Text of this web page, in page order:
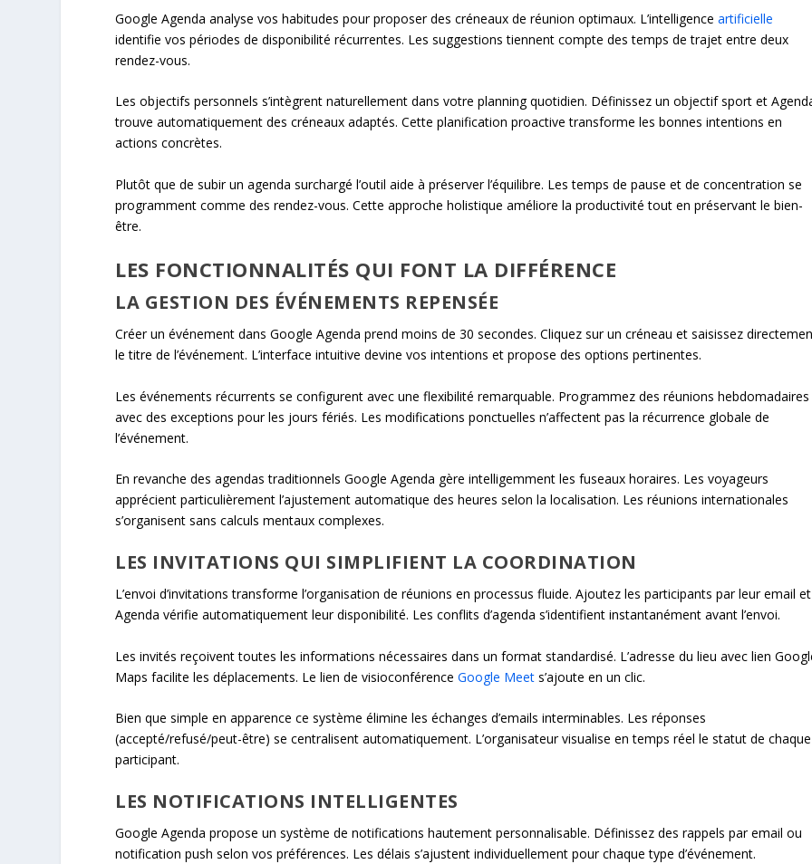
Google Agenda analyse vos habitudes pour proposer des créneaux de réunion optimaux. L’intelligenceartificielle
identifie vos périodes de disponibilité récurrentes. Les suggestions tiennent compte des temps de trajet entre deux
rendez-vous.
Les objectifs personnels s’intègrent naturellement dans votre planning quotidien. Définissez un objectif sport et
trouve automatiquement des créneaux adaptés. Cette planification proactive transforme les bonnes intentions en
actions concrètes.
Plutôt que de subir un agenda surchargé l’outil aide à préserver l’équilibre. Les temps de pause et de concentration se
programment comme des rendez-vous. Cette approche holistique améliore la productivité tout en préservant le bien-
être.
LES FONCTIONNALITÉS QUI FONT LA DIFFÉRENCE
LA GESTION DES ÉVÉNEMENTS REPENSÉE
Créer un événement dans Google Agenda prend moins de 30 secondes. Cliquez sur un créneau et saisissez
le titre de l’événement. L’interface intuitive devine vos intentions et propose des options pertinentes.
Les événements récurrents se configurent avec une flexibilité remarquable. Programmez des réunions hebdomadaires
avec des exceptions pour les jours fériés. Les modifications ponctuelles n’affectent pas la récurrence globale de
l’événement.
En revanche des agendas traditionnels Google Agenda gère intelligemment les fuseaux horaires. Les voyageurs
apprécient particulièrement l’ajustement automatique des heures selon la localisation. Les réunions internationales
s’organisent sans calculs mentaux complexes.
LES INVITATIONS QUI SIMPLIFIENT LA COORDINATION
L’envoi d’invitations transforme l’organisation de réunions en processus fluide. Ajoutez les participants par leur email et
Agenda vérifie automatiquement leur disponibilité. Les conflits d’agenda s’identifient instantanément avant l’envoi.
Les invités reçoivent toutes les informations nécessaires dans un format standardisé. L’adresse du lieu avec lien
Maps facilite les déplacements. Le lien de visioconférenceGoogle Meet s’ajoute en un clic.
Bien que simple en apparence ce système élimine les échanges d’emails interminables. Les réponses
(accepté/refusé/peut-être) se centralisent automatiquement. L’organisateur visualise en temps réel le statut de chaque
participant.
LES NOTIFICATIONS INTELLIGENTES
Google Agenda propose un système de notifications hautement personnalisable. Définissez des rappels par email ou
notification push selon vos préférences. Les délais s’ajustent individuellement pour chaque type d’événement.